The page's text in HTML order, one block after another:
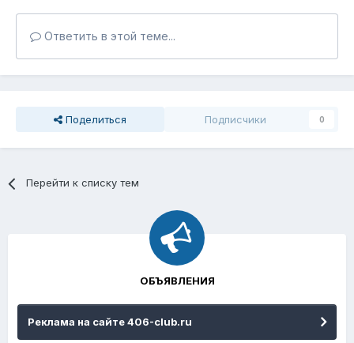
Ответить в этой теме...
Поделиться Подписчики 0
Перейти к списку тем
ОБЪЯВЛЕНИЯ
Реклама на сайте 406-club.ru